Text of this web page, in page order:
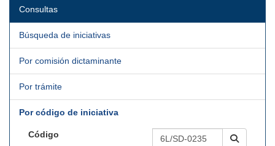
Consultas
Búsqueda de iniciativas
Por comisión dictaminante
Por trámite
Por código de iniciativa
Código